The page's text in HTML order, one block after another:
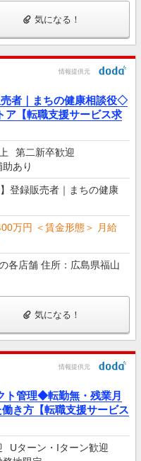
気になる！
情報提供元
売者｜まちの健康相談役◇
【転職支援サービス求
第二新卒歓迎
あり
登録販売者｜まちの健康
万円 ＜賃金形態＞ 月給
各店舗 住所：広島県福山
気になる！
情報提供元
ト管理◆転勤無・残業月
き方【転職支援サービス
Uターン・Iターン歓迎